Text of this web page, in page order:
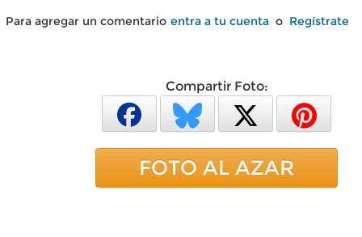
Para agregar un comentario entra a tu cuenta o Regístrate
Compartir Foto:
FOTO AL AZAR